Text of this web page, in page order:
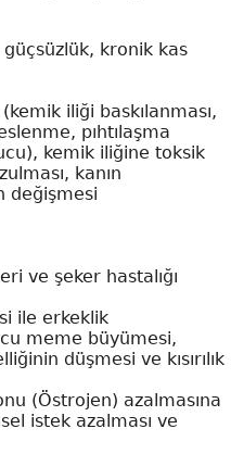
kronik kas
iliği baskılanması,
pıhtılaşma
kemik iliğine toksik
kanın
değişmesi
ve şeker hastalığı
ile erkeklik
meme büyümesi,
düşmesi ve kısırılık
(Östrojen) azalmasına
istek azalması ve